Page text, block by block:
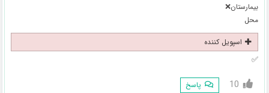
بیمارستان❌
محل
اسپویل کننده
✅
10 پاسخ